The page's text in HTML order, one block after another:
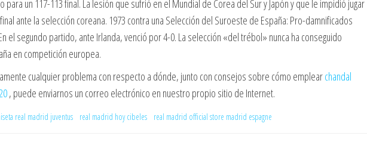
para un 117-113 final. La lesión que sufrió en el Mundial de Corea del Sur y Japón y que le impidió jugar
ante la selección coreana. 1973 contra una Selección del Suroeste de España: Pro-damnificados
el segundo partido, ante Irlanda, venció por 4-0. La selección «del trébol» nunca ha conseguido
en competición europea.
cualquier problema con respecto a dónde, junto con consejos sobre cómo emplearchandal
, puede enviarnos un correo electrónico en nuestro propio sitio de Internet.
real madrid juventus real madrid hoy cibeles real madrid official store madrid espagne